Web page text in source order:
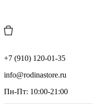
+7 (910) 120-01-35
info@rodinastore.ru
Пн-Пт: 10:00-21:00